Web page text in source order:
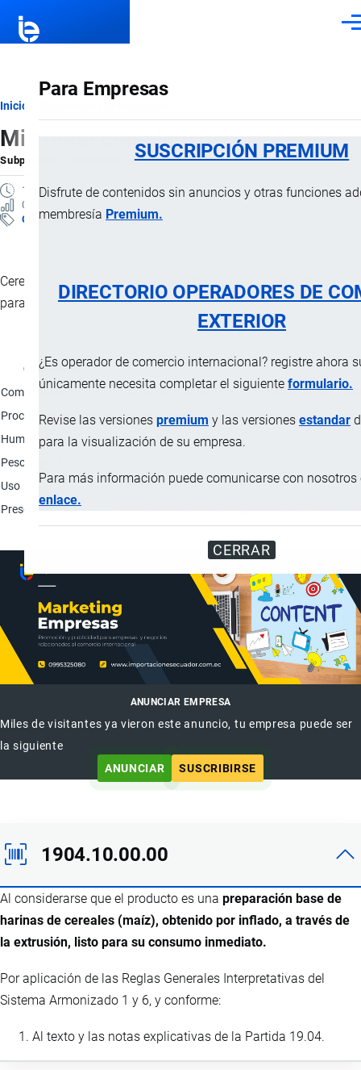
Para Empresas
SUSCRIPCIÓN PREMIUM
Disfrute de contenidos sin anuncios y otras funciones
membresía Premium.
DIRECTORIO OPERADORES DE
EXTERIOR
¿Es operador de comercio internacional? registre ahora
únicamente necesita completar el siguiente formulario.
Revise las versiones premium y las versiones estandar
para la visualización de su empresa.
Para más información puede comunicarse con nosotros
enlace.
CERRAR
Ruta
de
navegación
Inicio
Mi primer cerealito
Subpartida Arancelaria porImportaciones …, 19 Febrero, 2025
1 MINUTO
0 VISTAS
Clasificación Arancelaria
Cereal a base de harina de maíz, con vitaminas y minerales
para niños pequeños en forma de corazoncitos.
Característica
Componentes (p/p)
Harina de maíz integral: 52%; Harina de maíz:
Proceso de elaboraciónPesaje de materias primas; Suministro para el
Humedad
máx. 3.5%
Peso específico
Uso
Consumo humano.
Presentación
ANUNCIAR EMPRESA
Miles de visitantes ya vieron este anuncio, tu empresa puede ser
la siguiente
ANUNCIAR
SUSCRIBIRSE
1904.10.00.00
Al considerarse que el producto es una preparación base de
harinas de cereales (maíz), obtenido por inflado, a través de
la extrusión, listo para su consumo inmediato.
Por aplicación de las Reglas Generales Interpretativas del
Sistema Armonizado 1 y 6, y conforme:
Al texto y las notas explicativas de la Partida 19.04.